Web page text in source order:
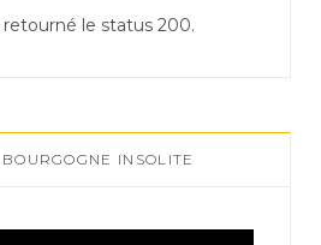
le status 200.
INSOLITE